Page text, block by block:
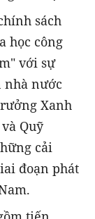
sách
học công
với sự
nhà nước
Xanh
Quỹ
cải
đoạn phát